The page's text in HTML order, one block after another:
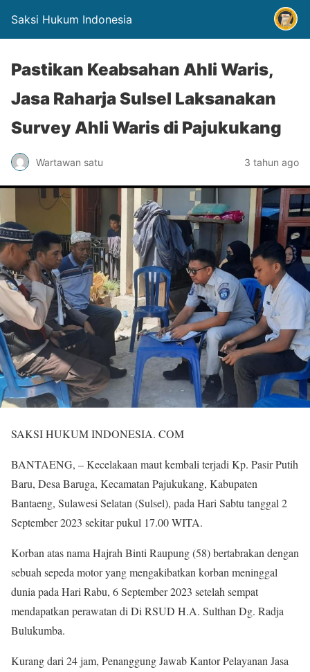
Saksi Hukum Indonesia
Pastikan Keabsahan Ahli Waris,
Jasa Raharja Sulsel Laksanakan
Survey Ahli Waris di Pajukukang
Wartawan satu 3 tahun ago
SAKSI HUKUM INDONESIA. COM
BANTAENG, – Kecelakaan maut kembali terjadi Kp. Pasir Putih
Baru, Desa Baruga, Kecamatan Pajukukang, Kabupaten
Bantaeng, Sulawesi Selatan (Sulsel), pada Hari Sabtu tanggal 2
September 2023 sekitar pukul 17.00 WITA.
Korban atas nama Hajrah Binti Raupung (58) bertabrakan dengan
sebuah sepeda motor yang mengakibatkan korban meninggal
dunia pada Hari Rabu, 6 September 2023 setelah sempat
mendapatkan perawatan di Di RSUD H.A. Sulthan Dg. Radja
Bulukumba.
Kurang dari 24 jam, Penanggung Jawab Kantor Pelayanan Jasa